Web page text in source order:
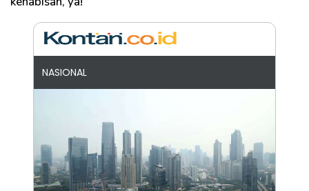
NASIONAL